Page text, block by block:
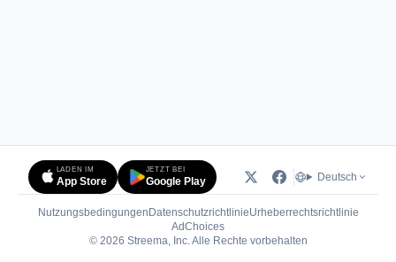
LADEN IM
App Store
JETZT BEI
Google Play Deutsch
Nutzungsbedingungen DatenschutzrichtlinieUrheberrechtsrichtlinie
AdChoices(öffnet in neuem Tab)
© 2026 Streema, Inc. Alle Rechte vorbehalten